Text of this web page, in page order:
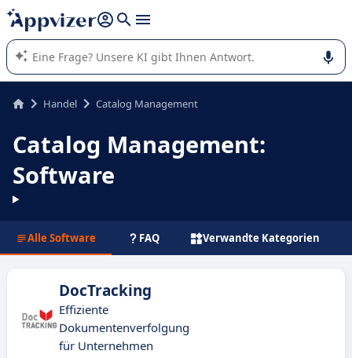
beantworten (mehrere Zeilen mit
Die KI von Appvizer führt Sie bei der Nutzung oder Auswahl
von SaaS-Software in Unternehmen.
Handel Catalog Management
Catalog Management:
Software
Alle Software FAQ Verwandte Kategorien
DocTracking
Effiziente
Dokumentenverfolgung
für Unternehmen